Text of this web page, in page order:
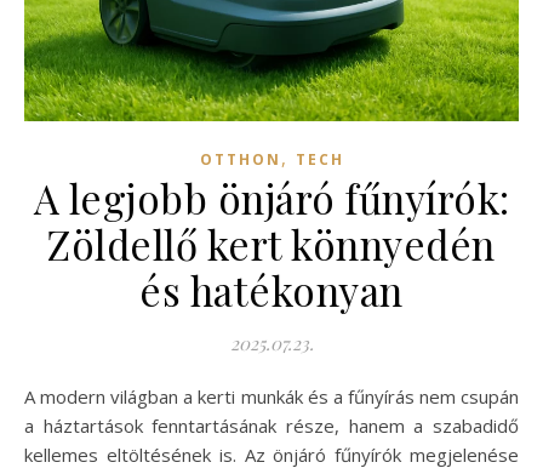
OTTHON , TECH
A legjobb önjáró fűnyírók:
Zöldellő kert könnyedén
és hatékonyan
2025.07.23.
A modern világban a kerti munkák és a fűnyírás nem csupán
a háztartások fenntartásának része, hanem a szabadidő
kellemes eltöltésének is. Az önjáró fűnyírók megjelenése